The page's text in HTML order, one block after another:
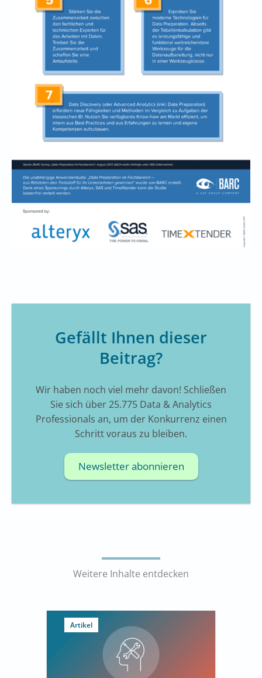
Gefällt Ihnen dieser
Beitrag?
Wir haben noch viel mehr davon! Schließen
Sie sich über 25.775 Data & Analytics
Professionals an, um der Konkurrenz einen
Schritt voraus zu bleiben.
Newsletter abonnieren
Weitere Inhalte entdecken
Artikel